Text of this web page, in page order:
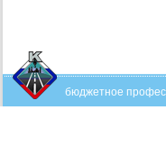
бюджетное